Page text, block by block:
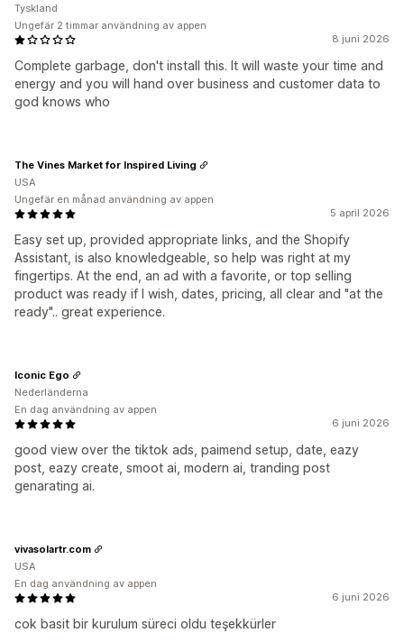
8 juni 2026
Complete garbage, don't install this. It will waste your time and
energy and you will hand over business and customer data to
god knows who
Tyskland
Ungefär 2 timmar användning av appen
5 april 2026
Easy set up, provided appropriate links, and the Shopify
Assistant, is also knowledgeable, so help was right at my
fingertips. At the end, an ad with a favorite, or top selling
product was ready if I wish, dates, pricing, all clear and "at the
ready".. great experience.
The Vines Market for Inspired Living
USA
Ungefär en månad användning av appen
6 juni 2026
good view over the tiktok ads, paimend setup, date, eazy
post, eazy create, smoot ai, modern ai, tranding post
genarating ai.
Iconic Ego
Nederländerna
En dag användning av appen
6 juni 2026
cok basit bir kurulum süreci oldu teşekkürler
vivasolartr.com
USA
En dag användning av appen